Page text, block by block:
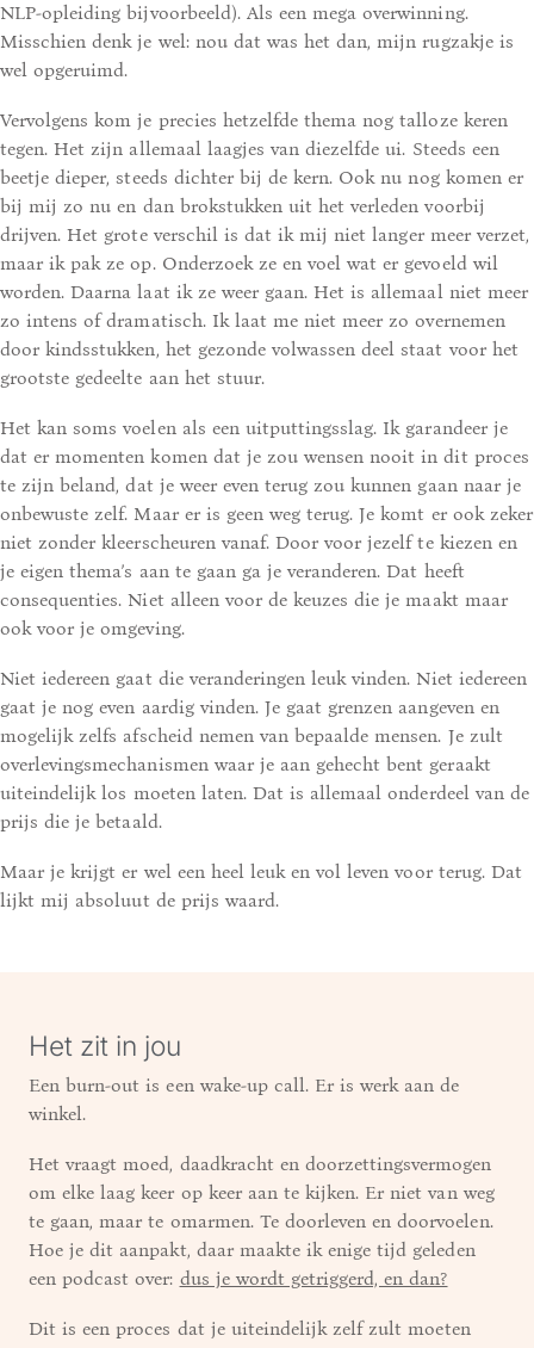
NLP-opleiding bijvoorbeeld). Als een mega overwinning.
Misschien denk je wel: nou dat was het dan, mijn rugzakje is
wel opgeruimd.
Vervolgens kom je precies hetzelfde thema nog talloze keren
tegen. Het zijn allemaal laagjes van diezelfde ui. Steeds een
beetje dieper, steeds dichter bij de kern. Ook nu nog komen er
bij mij zo nu en dan brokstukken uit het verleden voorbij
drijven. Het grote verschil is dat ik mij niet langer meer verzet,
maar ik pak ze op. Onderzoek ze en voel wat er gevoeld wil
worden. Daarna laat ik ze weer gaan. Het is allemaal niet meer
zo intens of dramatisch. Ik laat me niet meer zo overnemen
door kindsstukken, het gezonde volwassen deel staat voor het
grootste gedeelte aan het stuur.
Het kan soms voelen als een uitputtingsslag. Ik garandeer je
dat er momenten komen dat je zou wensen nooit in dit proces
te zijn beland, dat je weer even terug zou kunnen gaan naar je
onbewuste zelf. Maar er is geen weg terug. Je komt er ook zeker
niet zonder kleerscheuren vanaf. Door voor jezelf te kiezen en
je eigen thema’s aan te gaan ga je veranderen. Dat heeft
consequenties. Niet alleen voor de keuzes die je maakt maar
ook voor je omgeving.
Niet iedereen gaat die veranderingen leuk vinden. Niet iedereen
gaat je nog even aardig vinden. Je gaat grenzen aangeven en
mogelijk zelfs afscheid nemen van bepaalde mensen. Je zult
overlevingsmechanismen waar je aan gehecht bent geraakt
uiteindelijk los moeten laten. Dat is allemaal onderdeel van de
prijs die je betaald.
Maar je krijgt er wel een heel leuk en vol leven voor terug. Dat
lijkt mij absoluut de prijs waard.
Het zit in jou
Een burn-out is een wake-up call. Er is werk aan de
winkel.
Het vraagt moed, daadkracht en doorzettingsvermogen
om elke laag keer op keer aan te kijken. Er niet van weg
te gaan, maar te omarmen. Te doorleven en doorvoelen.
Hoe je dit aanpakt, daar maakte ik enige tijd geleden
een podcast over: dus je wordt getriggerd, en dan?
Dit is een proces dat je uiteindelijk zelf zult moeten